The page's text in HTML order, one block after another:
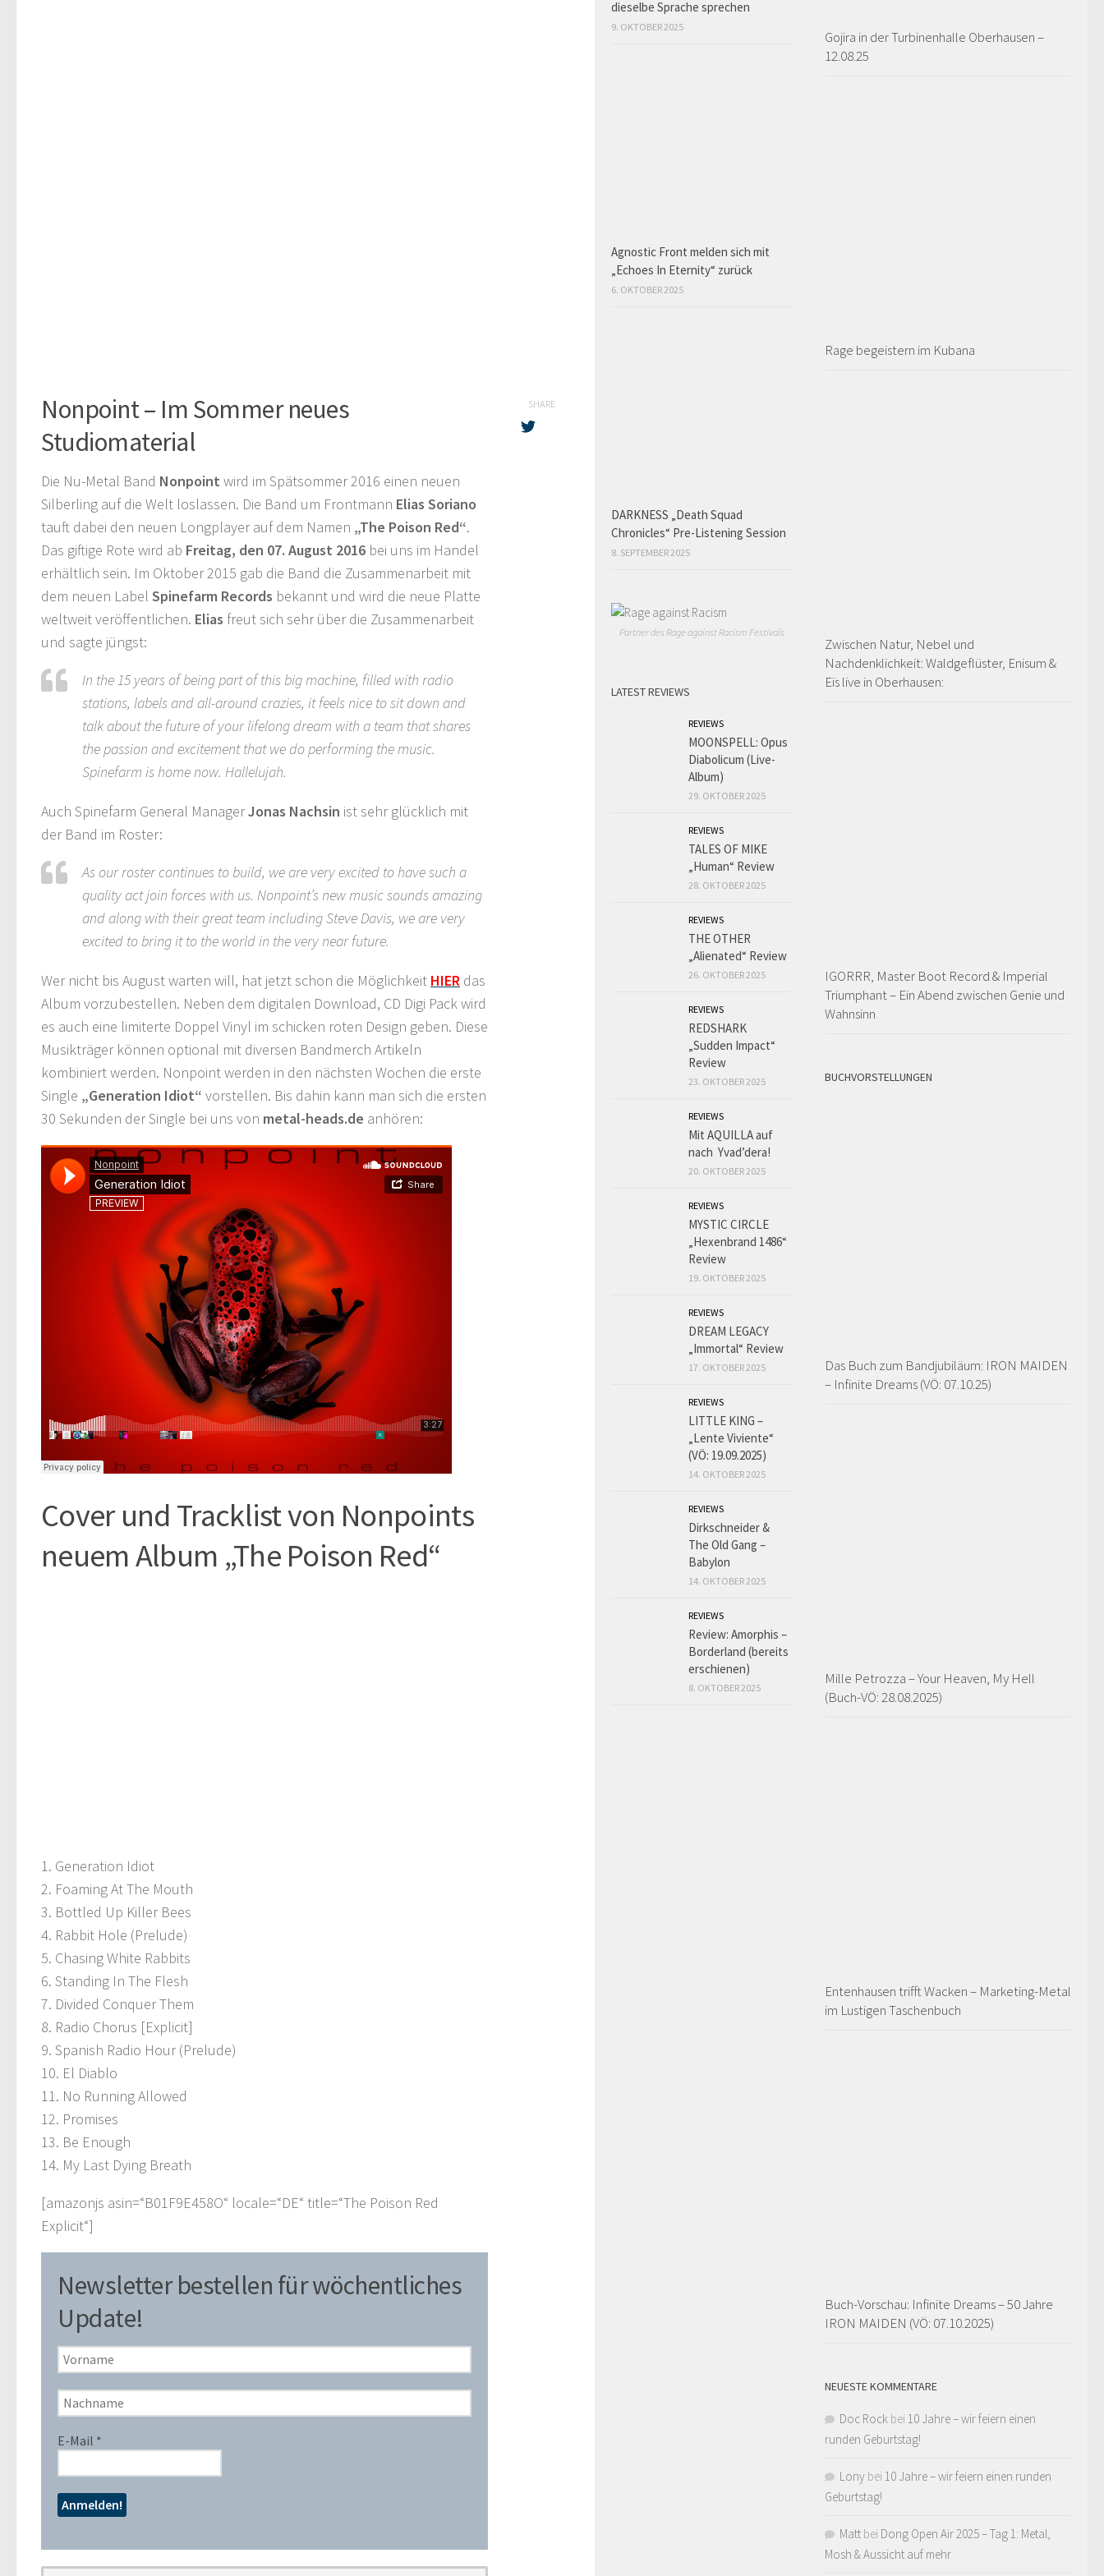
Nonpoint – Im Sommer neues
Studiomaterial
Die Nu-Metal Band Nonpoint wird im Spätsommer 2016 einen neuen
Silberling auf die Welt loslassen. Die Band um Frontmann Elias Soriano
tauft dabei den neuen Longplayer auf dem Namen „The Poison Red“.
Das giftige Rote wird ab Freitag, den 07. August 2016 bei uns im Handel
erhältlich sein. Im Oktober 2015 gab die Band die Zusammenarbeit mit
dem neuen Label Spinefarm Records bekannt und wird die neue Platte
weltweit veröffentlichen. Elias freut sich sehr über die Zusammenarbeit
und sagte jüngst:
In the 15 years of being part of this big machine, filled with radio
stations, labels and all-around crazies, it feels nice to sit down and
talk about the future of your lifelong dream with a team that shares
the passion and excitement that we do performing the music.
Spinefarm is home now. Hallelujah.
Auch Spinefarm General ManagerJonas Nachsin ist sehr glücklich mit
der Band im Roster:
As our roster continues to build, we are very excited to have such a
quality act join forces with us. Nonpoint’s new music sounds amazing
and along with their great team including Steve Davis, we are very
excited to bring it to the world in the very near future.
Wer nicht bis August warten will, hat jetzt schon die Möglichkeit HIER das
Album vorzubestellen. Neben dem digitalen Download, CD Digi Pack wird
es auch eine limiterte Doppel Vinyl im schicken roten Design geben. Diese
Musikträger können optional mit diversen Bandmerch Artikeln
kombiniert werden. Nonpoint werden in den nächsten Wochen die erste
Single „Generation Idiot“ vorstellen. Bis dahin kann man sich die ersten
30 Sekunden der Single bei uns von metal-heads.de anhören:
Cover und Tracklist von Nonpoints
neuem Album „The Poison Red“
1. Generation Idiot
2. Foaming At The Mouth
3. Bottled Up Killer Bees
4. Rabbit Hole (Prelude)
5. Chasing White Rabbits
6. Standing In The Flesh
7. Divided Conquer Them
8. Radio Chorus [Explicit]
9. Spanish Radio Hour (Prelude)
10. El Diablo
11. No Running Allowed
12. Promises
13. Be Enough
14. My Last Dying Breath
[amazonjs asin=“B01F9E458O“ locale=“DE“ title=“The Poison Red
Explicit“]
Newsletter bestellen für wöchentliches
Update!
E-Mail *
SHARE
Gojira in der Turbinenhalle Oberhausen –
12.08.25
Rage begeistern im Kubana
Zwischen Natur, Nebel und
Nachdenklichkeit: Waldgeflüster, Enisum &
Eïs live in Oberhausen:
IGORRR, Master Boot Record & Imperial
Triumphant – Ein Abend zwischen Genie und
Wahnsinn
BUCHVORSTELLUNGEN
Das Buch zum Bandjubiläum: IRON MAIDEN
– Infinite Dreams (VÖ: 07.10.25)
Mille Petrozza – Your Heaven, My Hell
(Buch-VÖ: 28.08.2025)
Entenhausen trifft Wacken – Marketing-Metal
im Lustigen Taschenbuch
Buch-Vorschau: Infinite Dreams – 50 Jahre
IRON MAIDEN (VÖ: 07.10.2025)
NEUESTE KOMMENTARE
Doc Rock bei 10 Jahre – wir feiern einen
runden Geburtstag!
Lony bei 10 Jahre – wir feiern einen runden
Geburtstag!
Matt bei Dong Open Air 2025 – Tag 1: Metal,
Mosh & Aussicht auf mehr
dieselbe Sprache sprechen
9. OKTOBER 2025
Agnostic Front melden sich mit
„Echoes In Eternity“ zurück
6. OKTOBER 2025
DARKNESS „Death Squad
Chronicles“ Pre-Listening Session
8. SEPTEMBER 2025
Partner des Rage against Racism Festivals
LATEST REVIEWS
REVIEWS
MOONSPELL: Opus
Diabolicum (Live-
Album)
29. OKTOBER 2025
REVIEWS
TALES OF MIKE
„Human“ Review
28. OKTOBER 2025
REVIEWS
THE OTHER
„Alienated“ Review
26. OKTOBER 2025
REVIEWS
REDSHARK
„Sudden Impact“
Review
23. OKTOBER 2025
REVIEWS
Mit AQUILLA auf
nach Yvad’dera!
20. OKTOBER 2025
REVIEWS
MYSTIC CIRCLE
„Hexenbrand 1486“
Review
19. OKTOBER 2025
REVIEWS
DREAM LEGACY
„Immortal“ Review
17. OKTOBER 2025
REVIEWS
LITTLE KING –
„Lente Viviente“
(VÖ: 19.09.2025)
14. OKTOBER 2025
REVIEWS
Dirkschneider &
The Old Gang –
Babylon
14. OKTOBER 2025
REVIEWS
Review: Amorphis –
Borderland (bereits
erschienen)
8. OKTOBER 2025